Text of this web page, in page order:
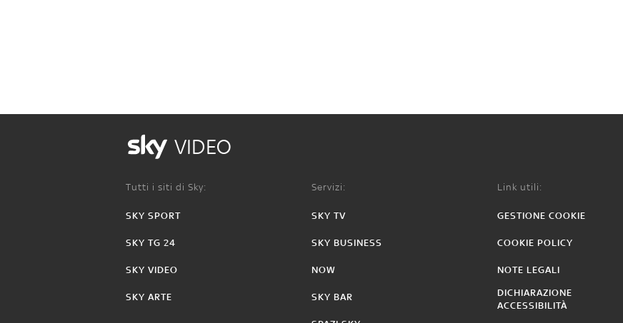
VIDEO
Tutti i siti di Sky:
SKY SPORT
SKY TG 24
SKY VIDEO
SKY ARTE
Servizi:
SKY TV
SKY BUSINESS
NOW
SKY BAR
Link utili:
GESTIONE COOKIE
COOKIE POLICY
NOTE LEGALI
DICHIARAZIONE
ACCESSIBILITÀ